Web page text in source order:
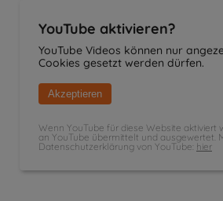
YouTube aktivieren?
YouTube Videos können nur
Cookies gesetzt werden dürfen.
Akzeptieren
Wenn YouTube für diese Website aktiviert
an YouTube übermittelt und ausgewertet.
Datenschutzerklärung von YouTube: hier